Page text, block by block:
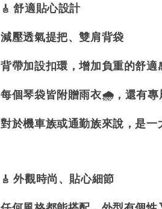
🎸舒適貼心設計
減壓透氣提把、雙肩背袋
背帶加設扣環，增加負重的舒適
每個琴袋皆附贈雨衣🌧，還有專
對於機車族或通勤族來說，是一
🎸外觀時尚、貼心細節